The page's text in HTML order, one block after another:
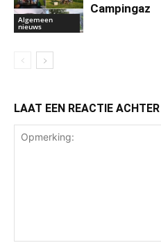
Algemeen
nieuws
Campingaz
LAAT EEN REACTIE ACHTER